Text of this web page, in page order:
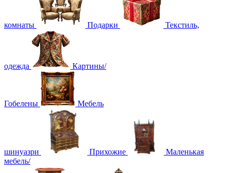
комнаты Подарки Текстиль,
одежда Картины/
Гобелены Мебель
шинуазри Прихожие
Маленькая
мебель/